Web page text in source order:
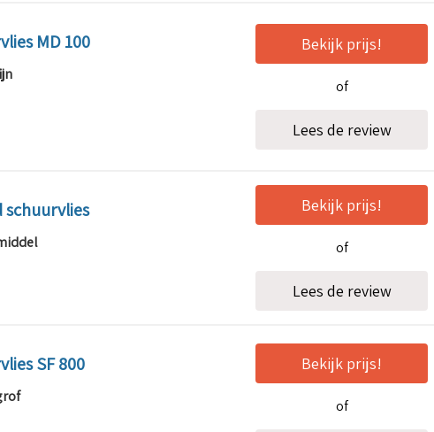
MD 100 Bekijk prijs!
of
Lees de review
Bekijk prijs!
of
Lees de review
SF 800 Bekijk prijs!
of